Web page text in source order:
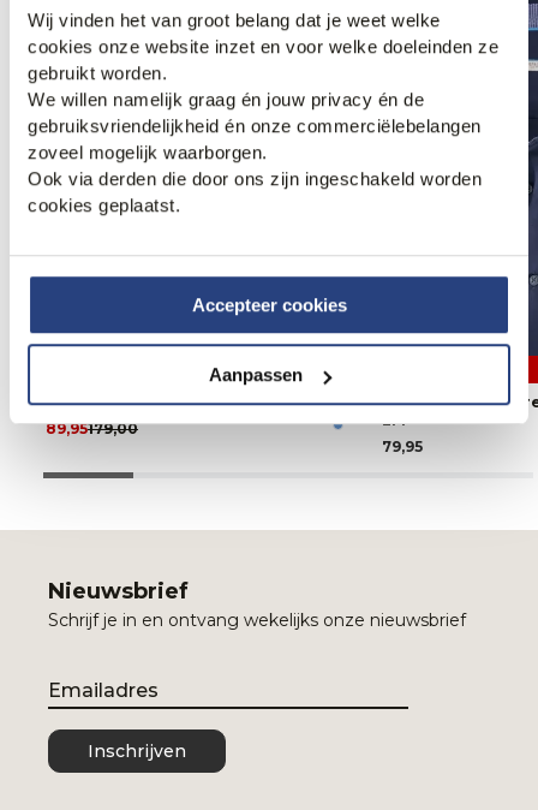
Wij vinden het van groot belang dat je weet welke
cookies onze website inzet en voor welke doeleinden ze
gebruikt worden.
We willen namelijk graag én jouw privacy én de
gebruiksvriendelijkheid én onze commerciëlebelangen
zoveel mogelijk waarborgen.
Ook via derden die door ons zijn ingeschakeld worden
cookies geplaatst.
Accepteer cookies
Aanpassen
Replay X OFM. Benni Chino
179,00
89,95
Web Only.
The BLUEPRINT
LM
79,95
Nieuwsbrief
Schrijf je in en ontvang wekelijks onze nieuwsbrief
Email
Inschrijven